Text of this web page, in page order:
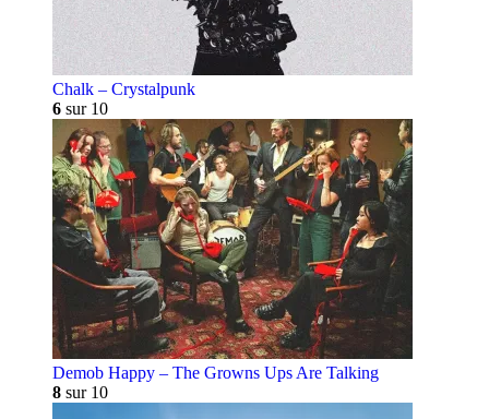
Chalk – Crystalpunk
6 sur 10
Demob Happy – The Growns Ups Are Talking
8 sur 10